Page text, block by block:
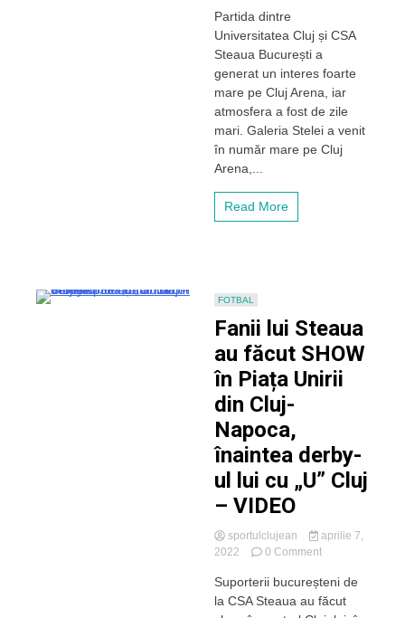
spectaculos
al
galeriilor
Cluj
Arena
la
derby-
Partida dintre
Universitatea Cluj și CSA
Steaua București a
generat un interes foarte
mare pe Cluj Arena, iar
atmosfera a fost de zile
mari. Galeria Stelei a venit
în număr mare pe Cluj
Arena,...
Read More
FOTBAL
Fanii lui Steaua
au făcut SHOW
în Piața Unirii
din Cluj-
Napoca,
înaintea derby-
ul lui cu „U” Cluj
– VIDEO
sportulclujean
aprilie 7,
2022
0 Commenton
lui
Steaua
Suporterii bucureșteni de
la CSA Steaua au făcut